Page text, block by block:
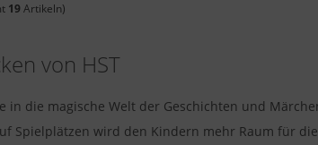
19 Artikeln)
von HST
in die magische Welt der Geschichten und
Spielplätzen wird den Kindern mehr Raum für